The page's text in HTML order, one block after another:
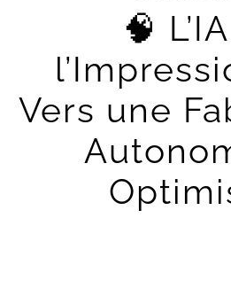
🧠
Vers une